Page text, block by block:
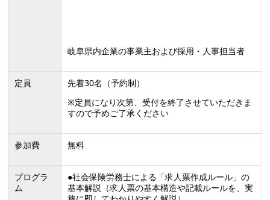
岐阜県内企業の事業主および採用・人事担当者
定員
先着30名（予約制）
※定員になり次第、受付を終了させていただきま
すので予めご了承ください
参加費 無料
プログラ
ム
●社会保険労務士による「求人票作成ルール」の
基本解説（求人票の基本構造や記載ルールを、実